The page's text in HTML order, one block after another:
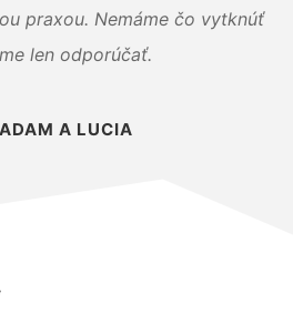
praxou. Nemáme čo vytknúť
len odporúčať.
A LUCIA